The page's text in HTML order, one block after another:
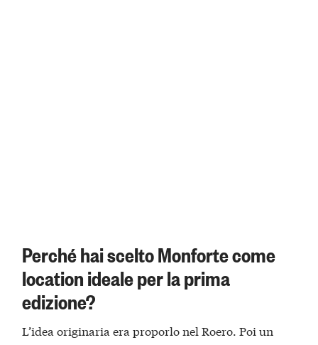
Perché hai scelto Monforte come
location ideale per la prima
edizione?
L’idea originaria era proporlo nel Roero. Poi un